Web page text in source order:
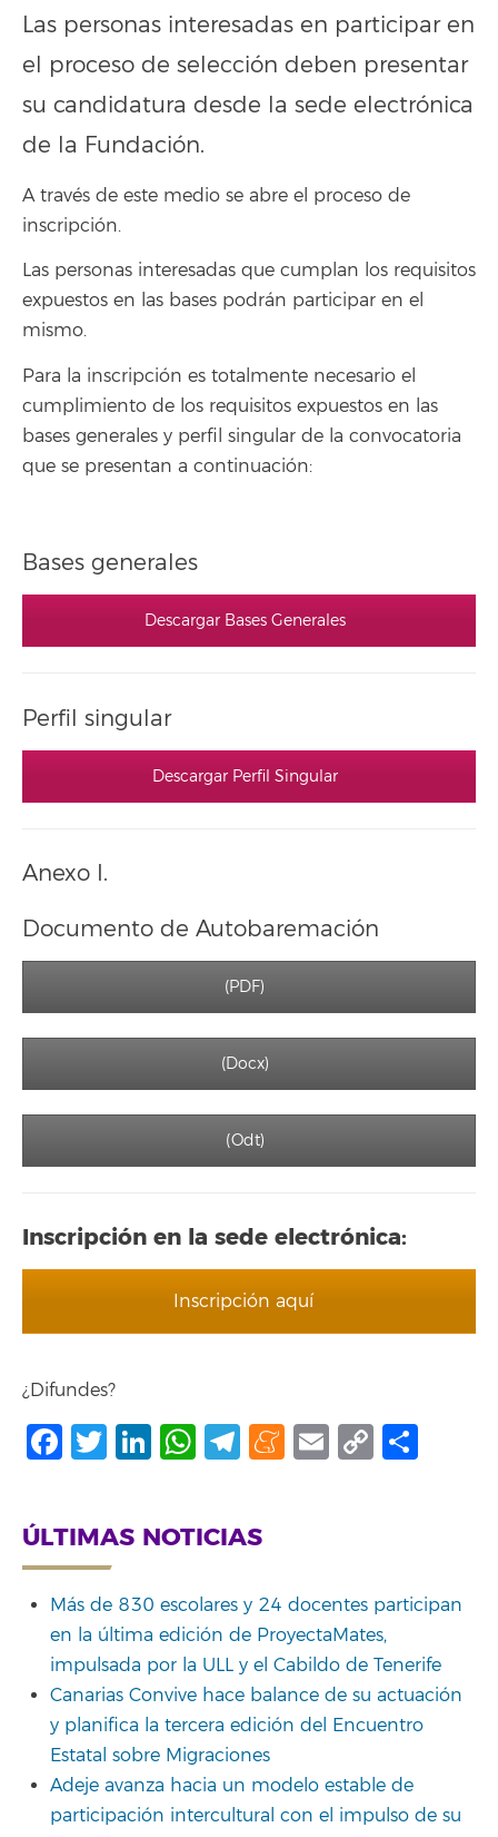
Las personas interesadas en participar en
el proceso de selección deben presentar
su candidatura desde la sede electrónica
de la Fundación.
A través de este medio se abre el proceso de
inscripción.
Las personas interesadas que cumplan los requisitos
expuestos en las bases podrán participar en el
mismo.
Para la inscripción es totalmente necesario el
cumplimiento de los requisitos expuestos en las
bases generales y perfil singular de la convocatoria
que se presentan a continuación:
Bases generales
Descargar Bases Generales
Perfil singular
Descargar Perfil Singular
Anexo I.
Documento de Autobaremación
(PDF)
(Docx)
(Odt)
Inscripción en la sede electrónica:
Inscripción aquí
¿Difundes?
Facebook
Twitter
LinkedIn
WhatsApp
Telegram
Meneame
Email
Copy
ÚLTIMAS NOTICIAS
Más de 830 escolares y 24 docentes participan
en la última edición de ProyectaMates,
impulsada por la ULL y el Cabildo de Tenerife
Canarias Convive hace balance de su actuación
y planifica la tercera edición del Encuentro
Estatal sobre Migraciones
Adeje avanza hacia un modelo estable de
participación intercultural con el impulso de su